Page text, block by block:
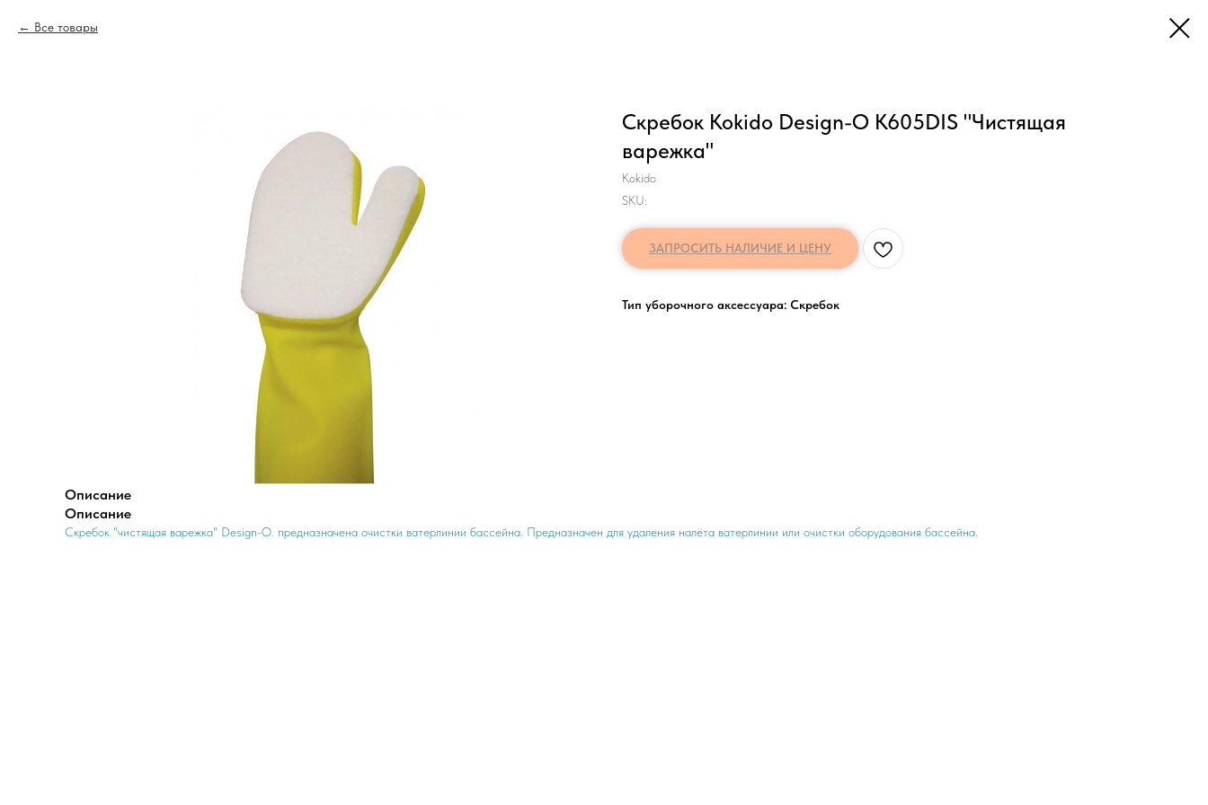
Все товары
Скребок Kokido Design-O K605DIS "Чистящая
варежка"
Kokido
SKU:
ЗАПРОСИТЬ НАЛИЧИЕ И ЦЕНУ
Тип уборочного аксессуара: Скребок
Описание
Описание
Скребок "чистящая варежка" Design-O. предназначена очистки ватерлинии бассейна. Предназначен для удаления налёта ватерлинии или очистки оборудования бассейна.